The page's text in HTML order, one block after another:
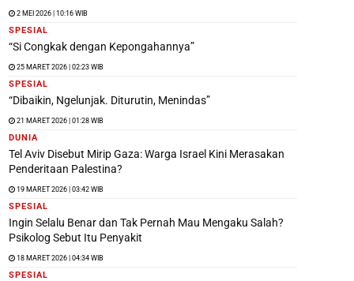
2 MEI 2026 | 10:16 WIB
SPESIAL
“Si Congkak dengan Kepongahannya”
25 MARET 2026 | 02:23 WIB
SPESIAL
“Dibaikin, Ngelunjak. Diturutin, Menindas”
21 MARET 2026 | 01:28 WIB
DUNIA
Tel Aviv Disebut Mirip Gaza: Warga Israel Kini Merasakan
Penderitaan Palestina?
19 MARET 2026 | 03:42 WIB
SPESIAL
Ingin Selalu Benar dan Tak Pernah Mau Mengaku Salah?
Psikolog Sebut Itu Penyakit
18 MARET 2026 | 04:34 WIB
SPESIAL